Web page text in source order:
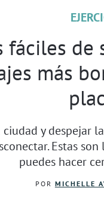
fáciles
más
y despejar
Estas
puedes hacer
POR MICHELLE